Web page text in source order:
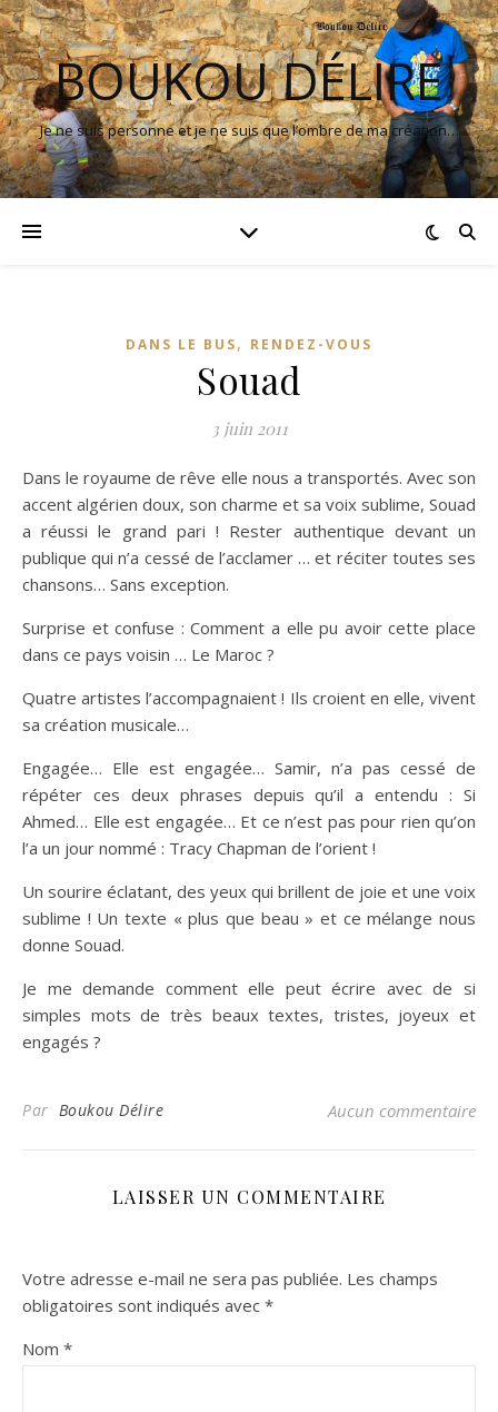
BOUKOU DÉLIRE
Je ne suis personne et je ne suis que l’ombre de ma création…
DANS LE BUS, RENDEZ-VOUS
Souad
3 juin 2011
Dans le royaume de rêve elle nous a transportés. Avec son
accent algérien doux, son charme et sa voix sublime, Souad
a réussi le grand pari ! Rester authentique devant un
publique qui n’a cessé de l’acclamer … et réciter toutes ses
chansons… Sans exception.
Surprise et confuse : Comment a elle pu avoir cette place
dans ce pays voisin … Le Maroc ?
Quatre artistes l’accompagnaient ! Ils croient en elle, vivent
sa création musicale…
Engagée… Elle est engagée… Samir, n’a pas cessé de
répéter ces deux phrases depuis qu’il a entendu : Si
Ahmed… Elle est engagée… Et ce n’est pas pour rien qu’on
l’a un jour nommé : Tracy Chapman de l’orient !
Un sourire éclatant, des yeux qui brillent de joie et une voix
sublime ! Un texte « plus que beau » et ce mélange nous
donne Souad.
Je me demande comment elle peut écrire avec de si
simples mots de très beaux textes, tristes, joyeux et
engagés ?
Par Boukou Délire Aucun commentaire
LAISSER UN COMMENTAIRE
Votre adresse e-mail ne sera pas publiée. Les champs
obligatoires sont indiqués avec *
Nom *